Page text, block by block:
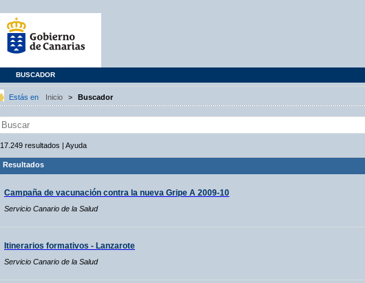
BUSCADOR
Estás en Inicio > Buscador
17.249 resultados | Ayuda
Resultados
Campaña de vacunación contra la nueva Gripe A 2009-10
Servicio Canario de la Salud
Itinerarios formativos - Lanzarote
Servicio Canario de la Salud